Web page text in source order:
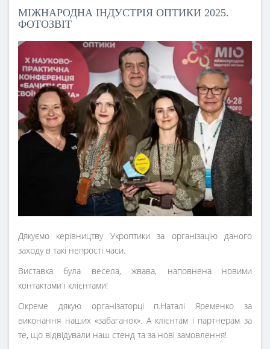
МІЖНАРОДНА ІНДУСТРІЯ ОПТИКИ 2025.
ФОТОЗВІТ
Дякуємо керівництву Укроптики за організацію даного
заходу в такі непрості часи.
Виставка була весела, жвава, наповнена новими
контактами і клієнтами!
Окреме дякую організаторці п.Наталі Яременко за
виконання наших «забаганок». А клієнтам і партнерам за
те, що відвідували наш стенд та за нові замовлення!